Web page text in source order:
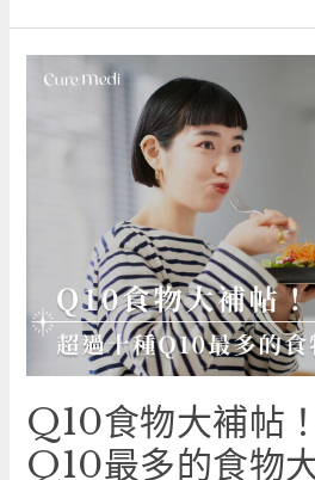
Q10食物大補帖
Q10最多的食物